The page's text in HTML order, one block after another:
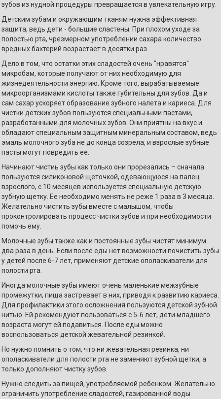
зубов из нудной процедуры превращается в увлекательную игру.
Детским зубам и окружающим тканям нужна эффективная
защита, ведь дети - большие сластены. При плохом уходе за
полостью рта, чрезмерном употреблении сахара количество
вредных бактерий возрастает в десятки раз.
Дело в том, что остатки этих сладостей очень "нравятся"
микробам, которые получают от них необходимую для
жизнедеятельности энергию. Кроме того, вырабатываемые
микроорганизмами кислоты также губительны для зубов. Да и
сам сахар ускоряет образование зубного налета и кариеса. Для
чистки детских зубов пользуются специальными пастами,
разработанными для молочных зубов. Они приятны на вкус и
обладают специальным защитным минеральным составом, ведь
эмаль молочного зуба не до конца созрела, и взрослые зубные
пасты могут повредить ее.
Начинают чистиь зубы как только они прорезались – сначала
пользуются силиконовой щеточкой, одевающуюся на палец
взрослого, с 10 месяцев используется специальную детскую
зубную щетку. Ее необходимо менять не реже 1 раза в 3 месяца.
Желательно чистить зубы вместе с малышом, чтобы
проконтролировать процесс чистки зубов и при необходимости
помочь ему.
Молочные зубы также как и постоянные зубы чистят минимум
два раза в день. Если после еды нет возможности почистить зубы
у детей после 6-7 лет, применяют детские ополаскиватели для
полости рта.
Иногда молочные зубы имеют очень маленькие межзубные
промежутки, пища застревает в них, приводя к развитию кариеса.
Для профилактики этого осложнения пользуются детской зубной
нитью. Ей рекомендуют пользоваться с 5-6 лет, дети младшего
возраста могут ей подавиться. После еды можно
воспользоваться детской жевательной резинкой.
Но нужно помнить о том, что ни жевательная резинка, ни
ополаскиватели для полости рта не заменяют зубной щетки, а
только дополняют чистку зубов.
Нужно следить за пищей, употребляемой ребенком. Желательно
ограничить употребление сладостей, газированной воды.